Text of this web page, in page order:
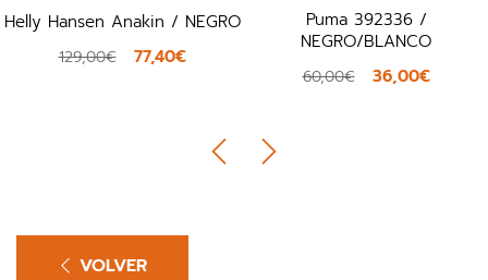
Helly Hansen Anakin / NEGRO
129,00€ 77,40€
Puma 392336 /
NEGRO/BLANCO
60,00€ 36,00€
VOLVER